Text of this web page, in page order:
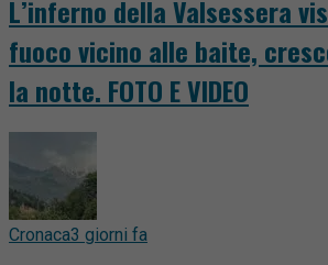
L’inferno della Valsessera
fuoco vicino alle baite,
la notte. FOTO E VIDEO
Cronaca3 giorni fa